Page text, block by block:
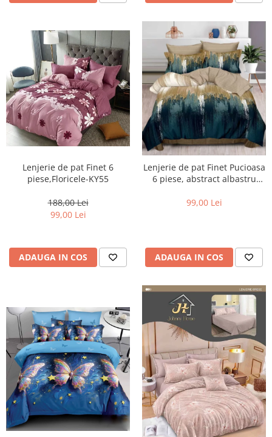
Lenjerie de pat Finet 6
piese,Floricele-KY55
188,00 Lei
99,00 Lei
ADAUGA IN COS
Lenjerie de pat Finet Pucioasa
6 piese, abstract albastru
99,00 Lei
ADAUGA IN COS